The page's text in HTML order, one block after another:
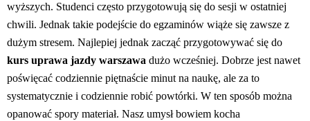
wyższych. Studenci często przygotowują się do sesji w ostatniej
chwili. Jednak takie podejście do egzaminów wiąże się zawsze z
dużym stresem. Najlepiej jednak zacząć przygotowywać się do
kurs uprawa jazdy warszawa dużo wcześniej. Dobrze jest nawet
poświęcać codziennie piętnaście minut na naukę, ale za to
systematycznie i codziennie robić powtórki. W ten sposób można
opanować spory materiał. Nasz umysł bowiem kocha